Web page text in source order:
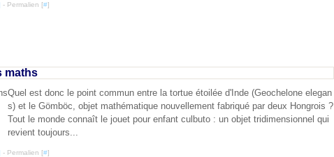
- Permalien [#]
maths
Quel est donc le point commun entre la tortue étoilée d'Inde (Geochelone elegan
s) et le Gömböc, objet mathématique nouvellement fabriqué par deux Hongrois ?
Tout le monde connaît le jouet pour enfant culbuto : un objet tridimensionnel qui
revient toujours...
- Permalien [#]